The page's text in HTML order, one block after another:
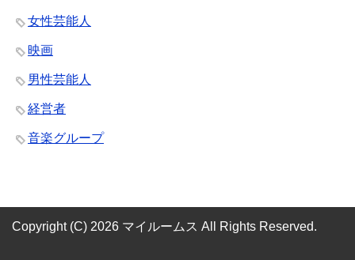
女性芸能人
映画
男性芸能人
経営者
音楽グループ
Copyright (C) 2026 マイルームス All Rights Reserved.